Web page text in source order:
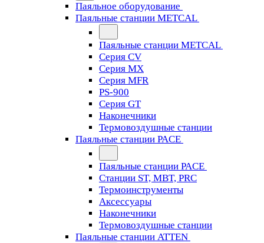
Паяльное оборудование
Паяльные станции METCAL
Паяльные станции METCAL
Серия CV
Серия MX
Серия MFR
PS-900
Серия GT
Наконечники
Термовоздушные станции
Паяльные станции PACE
Паяльные станции PACE
Станции ST, MBT, PRC
Термоинструменты
Аксессуары
Наконечники
Термовоздушные станции
Паяльные станции ATTEN